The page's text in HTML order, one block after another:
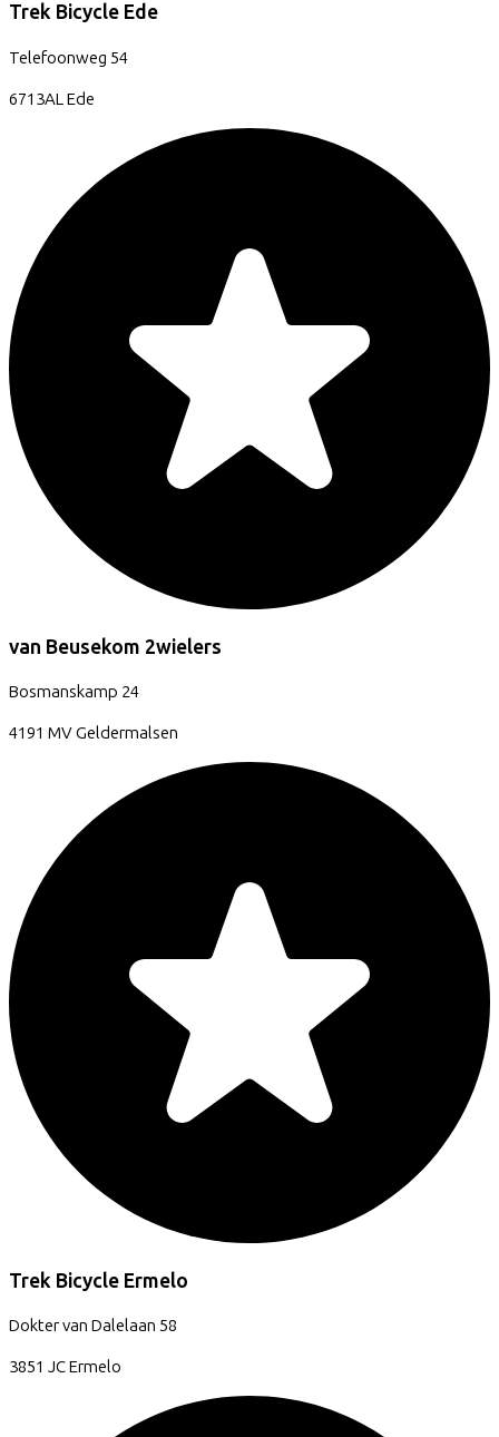
Trek Bicycle Ede
Telefoonweg 54
6713ALEde
van Beusekom 2wielers
Bosmanskamp 24
4191 MVGeldermalsen
Trek Bicycle Ermelo
Dokter van Dalelaan 58
3851 JCErmelo